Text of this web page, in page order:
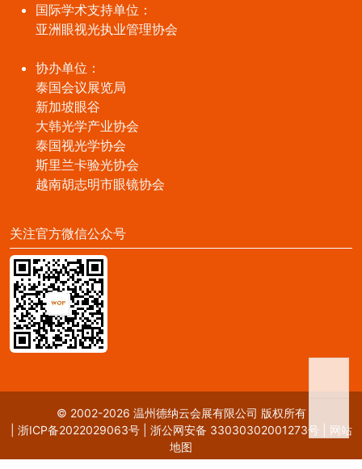
国际学术支持单位：
亚洲眼视光执业管理协会
协办单位：
泰国会议展览局
新加坡眼谷
大韩光学产业协会
泰国视光学协会
斯里兰卡验光协会
越南胡志明市眼镜协会
关注官方微信公众号
© 2002-2026 温州德纳云会展有限公司 版权所有
浙ICP备2022029063号| 浙公网安备 33030302001273号
网站
地图